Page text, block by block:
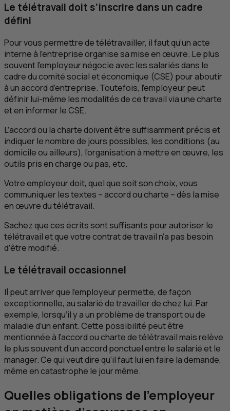
Le télétravail doit s’inscrire dans un cadre
défini
Pour vous permettre de télétravailler, il faut qu’un acte
interne à l’entreprise organise sa mise en œuvre. Le plus
souvent l’employeur négocie avec les salariés dans le
cadre du comité social et économique (CSE) pour aboutir
à un accord d’entreprise. Toutefois, l’employeur peut
définir lui-même les modalités de ce travail via une charte
et en informer leCSE.
L’accord ou la charte doivent être suffisamment précis et
indiquer le nombre de jours possibles, les conditions (au
domicile ou ailleurs), l’organisation à mettre en œuvre, les
outils pris en charge ou pas, etc.
Votre employeur doit, quel que soit son choix, vous
communiquer les textes – accord ou charte – dès la mise
en œuvre du télétravail.
Sachez que ces écrits sont suffisants pour autoriser le
télétravail et que votre contrat de travail n’a pas besoin
d’être modifié.
Le télétravail occasionnel
Il peut arriver que l’employeur permette, de façon
exceptionnelle, au salarié de travailler de chez lui. Par
exemple, lorsqu’il y a un problème de transport ou de
maladie d’un enfant. Cette possibilité peut être
mentionnée à l’accord ou charte de télétravail mais relève
le plus souvent d’un accord ponctuel entre le salarié et le
manager. Ce qui veut dire qu’il faut lui en faire la demande,
même en catastrophe le jour même.
Quelles obligations de l’employeur